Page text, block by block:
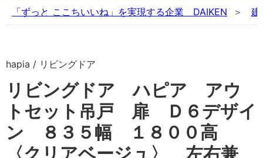
「ずっと ここちいいね」を実現する企業 DAIKEN 建
hapia / リビングドア
リビングドア ハピア アウ
トセット吊戸 扉 Ｄ６デザイ
ン ８３５幅 １８００高
〈クリアベージュ〉 左右兼